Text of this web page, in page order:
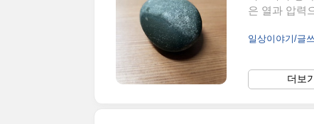
은 열과 압력
재, 암염-소금
일까? 퇴적암
리하면 건물
일상이야기/글
더보